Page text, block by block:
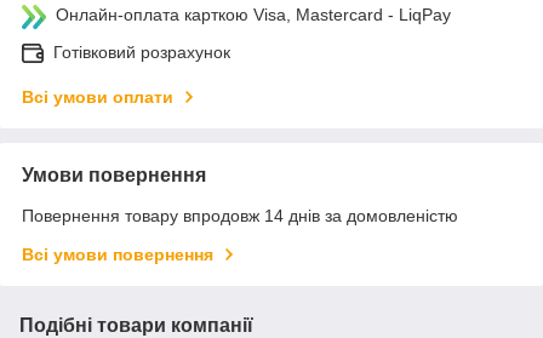
Онлайн-оплата карткою Visa, Mastercard - LiqPay
Готівковий розрахунок
Всі умови оплати
Умови повернення
Повернення товару впродовж 14 днів за домовленістю
Всі умови повернення
Подібні товари компанії